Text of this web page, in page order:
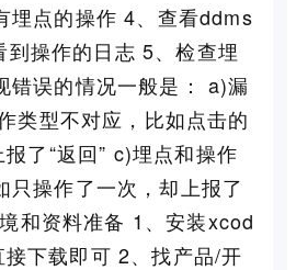
埋点的操作 4、查看ddms
操作的日志 5、检查埋
错误的情况一般是： a)漏
类型不对应，比如点击的
报了“返回” c)埋点和操作
只操作了一次，却上报了
和资料准备 1、安装xcod
下载即可 2、找产品/开